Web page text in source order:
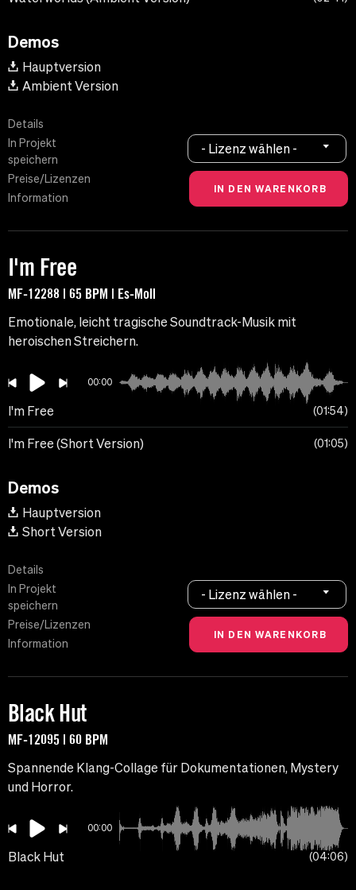
Demos
Hauptversion
Ambient Version
Details
In Projekt
speichern
Preise/Lizenzen
Information
- Lizenz wählen -
I'm Free
MF-12288 | 65 BPM | Es-Moll
Emotionale, leicht tragische Soundtrack-Musik mit
heroischen Streichern.
00:00
I'm Free 01:54
I'm Free (Short Version) 01:05
Demos
Hauptversion
Short Version
Details
In Projekt
speichern
Preise/Lizenzen
Information
- Lizenz wählen -
Black Hut
MF-12095 | 60 BPM
Spannende Klang-Collage für Dokumentationen, Mystery
und Horror.
00:00
Black Hut 04:06